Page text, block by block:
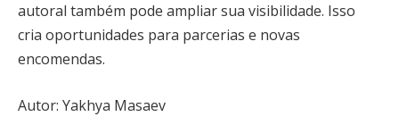
autoral também pode ampliar sua visibilidade. Isso
cria oportunidades para parcerias e novas
encomendas.
Autor: Yakhya Masaev